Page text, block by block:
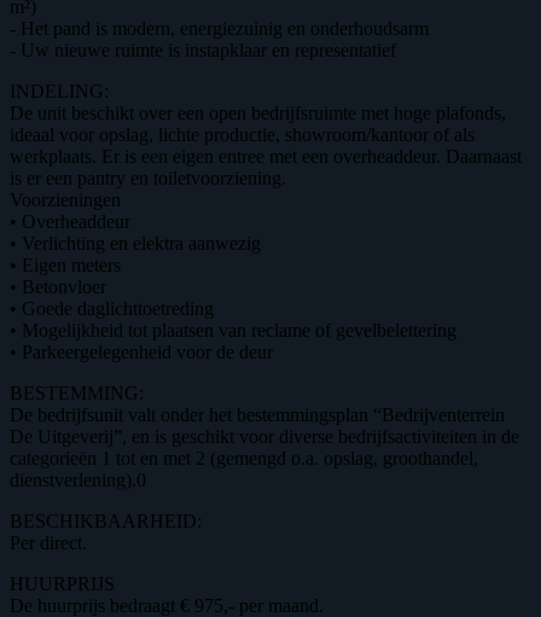
m²)
- Het pand is modern, energiezuinig en onderhoudsarm
- Uw nieuwe ruimte is instapklaar en representatief
INDELING:
De unit beschikt over een open bedrijfsruimte met hoge plafonds,
ideaal voor opslag, lichte productie, showroom/kantoor of als
werkplaats. Er is een eigen entree met een overheaddeur. Daarnaast
is er een pantry en toiletvoorziening.
Voorzieningen
• Overheaddeur
• Verlichting en elektra aanwezig
• Eigen meters
• Betonvloer
• Goede daglichttoetreding
• Mogelijkheid tot plaatsen van reclame of gevelbelettering
• Parkeergelegenheid voor de deur
BESTEMMING:
De bedrijfsunit valt onder het bestemmingsplan “Bedrijventerrein
De Uitgeverij”, en is geschikt voor diverse bedrijfsactiviteiten in de
categorieën 1 tot en met 2 (gemengd o.a. opslag, groothandel,
dienstverlening).0
BESCHIKBAARHEID:
Per direct.
HUURPRIJS
De huurprijs bedraagt € 975,- per maand.